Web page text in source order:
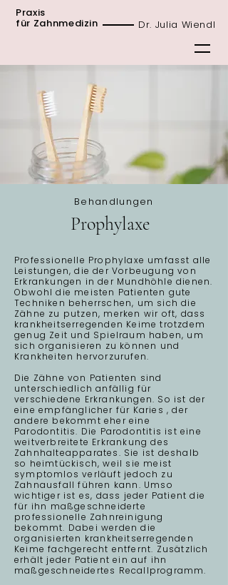
Praxis
für Zahnmedizin Dr. Julia Wiendl
Behandlungen
Prophylaxe
Professionelle Prophylaxe umfasst alle
Leistungen, die der Vorbeugung von
Erkrankungen in der Mundhöhle dienen.
Obwohl die meisten Patienten gute
Techniken beherrschen, um sich die
Zähne zu putzen, merken wir oft, dass
krankheitserregenden Keime trotzdem
genug Zeit und Spielraum haben, um
sich organisieren zu können und
Krankheiten hervorzurufen.
Die Zähne von Patienten sind
unterschiedlich anfällig für
verschiedene Erkrankungen. So ist der
eine empfänglicher für Karies , der
andere bekommt eher eine
Parodontitis. Die Parodontitis ist eine
weitverbreitete Erkrankung des
Zahnhalteapparates. Sie ist deshalb
so heimtückisch, weil sie meist
symptomlos verläuft jedoch zu
Zahnausfall führen kann. Umso
wichtiger ist es, dass jeder Patient die
für ihn maßgeschneiderte
professionelle Zahnreinigung
bekommt. Dabei werden die
organisierten krankheitserregenden
Keime fachgerecht entfernt. Zusätzlich
erhält jeder Patient ein auf ihn
maßgeschneidertes Recallprogramm.